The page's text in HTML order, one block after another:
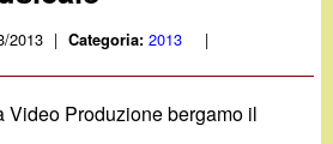
r
i
2013 | Categoria:2013 |
Video Produzione bergamo il